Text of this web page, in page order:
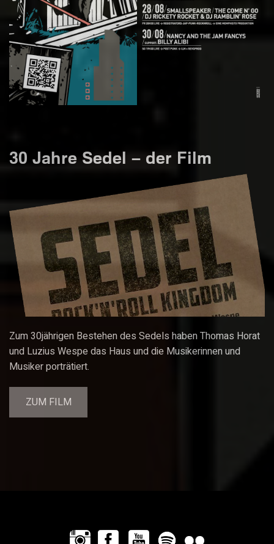
30 Jahre Sedel – der Film
Zum 30jährigen Bestehen des Sedels haben Thomas Horat
und Luzius Wespe das Haus und die Musikerinnen und
Musiker porträtiert.
ZUM FILM